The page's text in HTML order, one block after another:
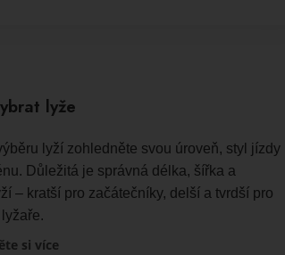
lyže
lyží zohledněte svou úroveň, styl jízdy
Důležitá je správná délka, šířka a
– kratší pro začátečníky, delší a tvrdší pro
si více